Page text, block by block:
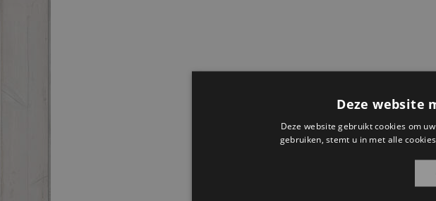
Deze website
Deze website gebruikt cookies om
gebruiken, stemt u in met alle